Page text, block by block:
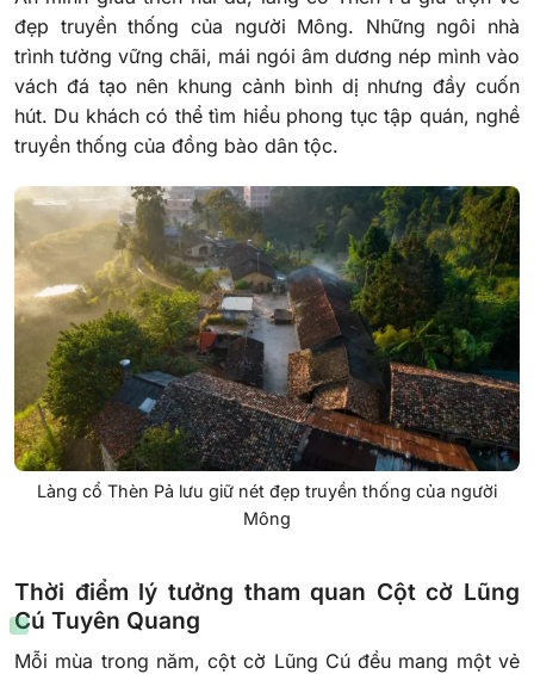
đẹp truyền thống của người Mông. Những ngôi nhà
trình tường vững chãi, mái ngói âm dương nép mình vào
vách đá tạo nên khung cảnh bình dị nhưng đầy cuốn
hút. Du khách có thể tìm hiểu phong tục tập quán, nghề
truyền thống của đồng bào dân tộc.
Làng cổ Thèn Pả lưu giữ nét đẹp truyền thống của người
Mông
Thời điểm lý tưởng tham quan Cột cờ Lũng
Cú Tuyên Quang
Mỗi mùa trong năm, cột cờ Lũng Cú đều mang một vẻ